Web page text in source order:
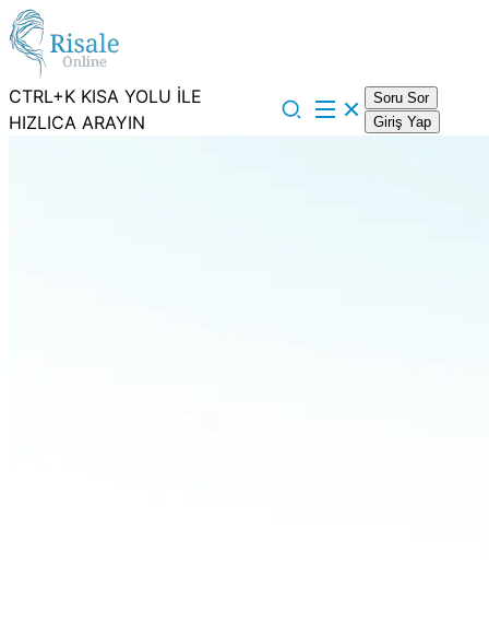
CTRL+K KISA YOLU İLE
HIZLICA ARAYIN
Soru Sor
Giriş Yap